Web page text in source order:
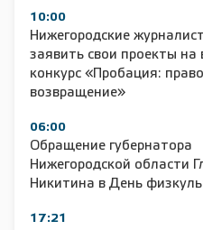
10:00
Нижегородские
заявить свои проекты на
конкурс «Пробация:
возвращение»
06:00
Обращение губернатора
Нижегородской области
Никитина в День
17:21